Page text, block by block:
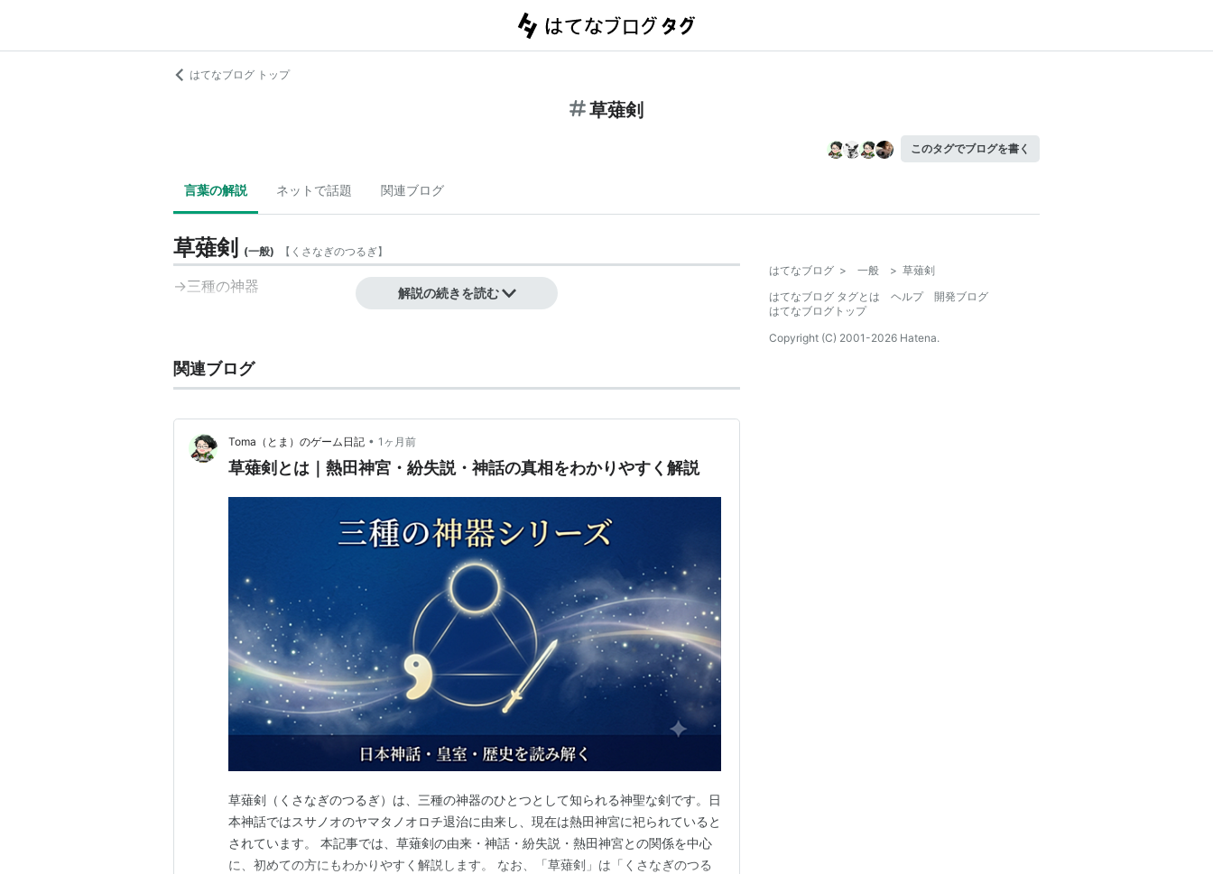
はてなブログ トップ
草薙剣
このタグでブログを書く
言葉の解説 ネットで話題 関連ブログ
草薙剣 (一般) 【 くさなぎのつるぎ】
→三種の神器 解説の続きを読む
関連ブログ
Toma（とま）のゲーム日記 • 1ヶ月前
草薙剣とは｜熱田神宮・紛失説・神話の真相をわかりやすく解説
草薙剣（くさなぎのつるぎ）は、三種の神器のひとつとして知られる神聖な剣です。日
本神話ではスサノオのヤマタノオロチ退治に由来し、現在は熱田神宮に祀られていると
されています。 本記事では、草薙剣の由来・神話・紛失説・熱田神宮との関係を中心
に、初めての方にもわかりやすく解説します。 なお、「草薙剣」は「くさなぎのつる
はてなブログ > 一般 > 草薙剣
はてなブログ タグとは
ヘルプ
開発ブログ
はてなブログトップ
Copyright (C) 2001-2026 Hatena.